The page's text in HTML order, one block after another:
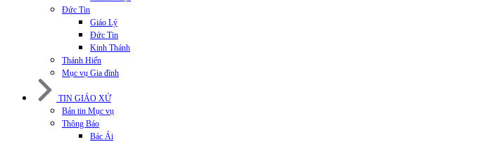
Đức Tin
Giáo Lý
Đức Tin
Kinh Thánh
Thánh Hiến
Mục vụ Gia đình
TIN GIÁO XỨ
Bản tin Mục vụ
Thông Báo
Bác Ái